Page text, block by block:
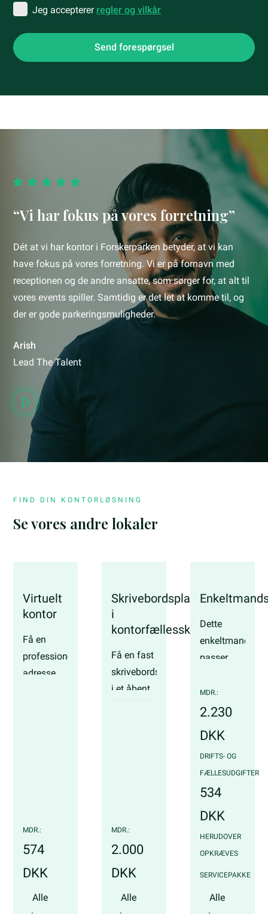
Jeg accepterer regler og vilkår
“Vi har fokus på vores forretning”
Dét at vi har kontor i Forskerparken betyder, at vi kan
have fokus på vores forretning. Vi er på fornavn med
receptionen og de andre ansatte, som sørger for, at alt til
vores events spiller. Samtidig er det let at komme til, og
der er gode parkeringsmuligheder.
Arish
Lead The Talent
FIND DIN KONTORLØSNING
Se vores andre lokaler
Virtuelt
kontor
Få en
professionel
adresse
Bemandet
reception
WIFI
kaffe/te
MDR.:
574
DKK
Alle
Skrivebordsplads
i
kontorfællesskab
Få en fast
skrivebordsplads
i et åbent
Printerløsning
Mødelokaler
Gratis
MDR.:
2.000
DKK
Alle
Dette
passer
selvstændige,
freelancere
konsulenter.
Bemandet
reception
WIFI
Mødelokaler
Gratis
MDR.:
2.230
DKK
DRIFTS- OG
FÆLLESUDGIFTER
534
DKK
HERUDOVER
OPKRÆVES
SERVICEPAKKE
Alle